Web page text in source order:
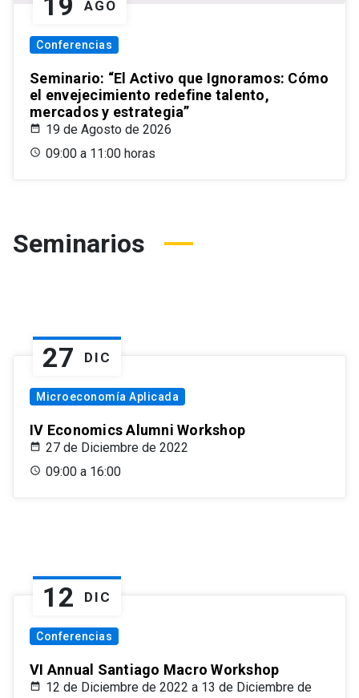
AGO
Conferencias
Seminario: “El Activo que Ignoramos: Cómo
el envejecimiento redefine talento,
mercados y estrategia”
19 de Agosto de 2026
09:00 a 11:00 horas
Seminarios
27 DIC
Microeconomía Aplicada
IV Economics Alumni Workshop
27 de Diciembre de 2022
09:00 a 16:00
12 DIC
Conferencias
VI Annual Santiago Macro Workshop
12 de Diciembre de 2022 a 13 de Diciembre de